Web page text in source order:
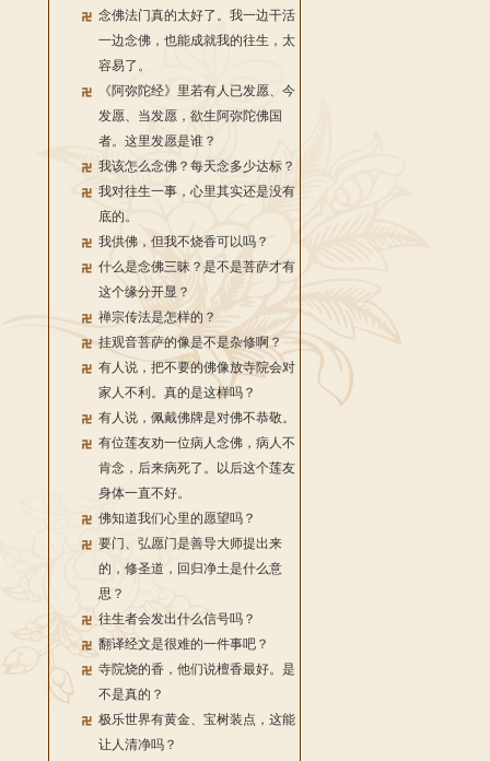
念佛法门真的太好了。我一边干活
一边念佛，也能成就我的往生，太
容易了。
《阿弥陀经》里若有人已发愿、今
发愿、当发愿，欲生阿弥陀佛国
者。这里发愿是谁？
我该怎么念佛？每天念多少达标？
我对往生一事，心里其实还是没有
底的。
我供佛，但我不烧香可以吗？
什么是念佛三昧？是不是菩萨才有
这个缘分开显？
禅宗传法是怎样的？
挂观音菩萨的像是不是杂修啊？
有人说，把不要的佛像放寺院会对
家人不利。真的是这样吗？
有人说，佩戴佛牌是对佛不恭敬。
有位莲友劝一位病人念佛，病人不
肯念，后来病死了。以后这个莲友
身体一直不好。
佛知道我们心里的愿望吗？
要门、弘愿门是善导大师提出来
的，修圣道，回归净土是什么意
思？
往生者会发出什么信号吗？
翻译经文是很难的一件事吧？
寺院烧的香，他们说檀香最好。是
不是真的？
极乐世界有黄金、宝树装点，这能
让人清净吗？